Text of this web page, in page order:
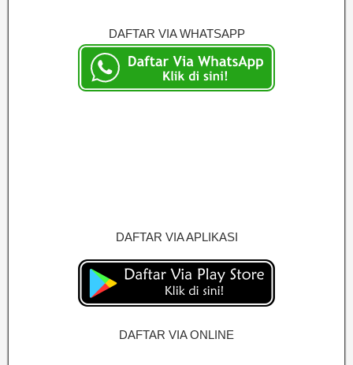
DAFTAR VIA WHATSAPP
DAFTAR VIA APLIKASI
DAFTAR VIA ONLINE